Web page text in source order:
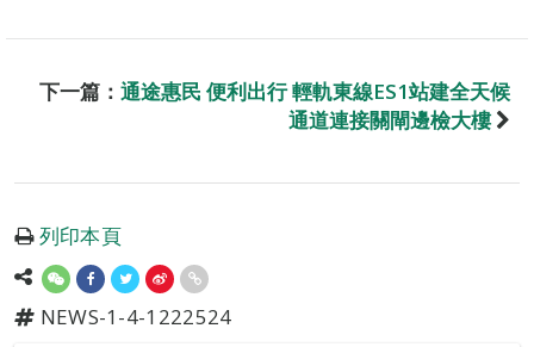
下一篇： 通途惠民 便利出行 輕軌東線ES1站建全天候
通道連接關閘邊檢大樓
列印本頁
NEWS-1-4-1222524